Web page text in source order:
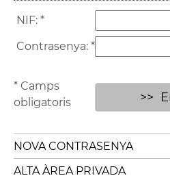
NIF: *
Contrasenya: *
* Camps
obligatoris
NOVA CONTRASENYA
ALTA ÀREA PRIVADA